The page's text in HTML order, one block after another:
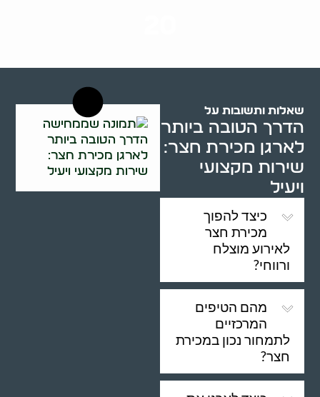
שאלות ותשובות על
הדרך הטובה ביותר
לארגן מכירת חצר:
שירות מקצועי
ויעיל
כיצד להפוך
מכירת חצר
לאירוע מוצלח
ורווחי?
מהם הטיפים
המרכזיים
לתמחור נכון במכירת
חצר?